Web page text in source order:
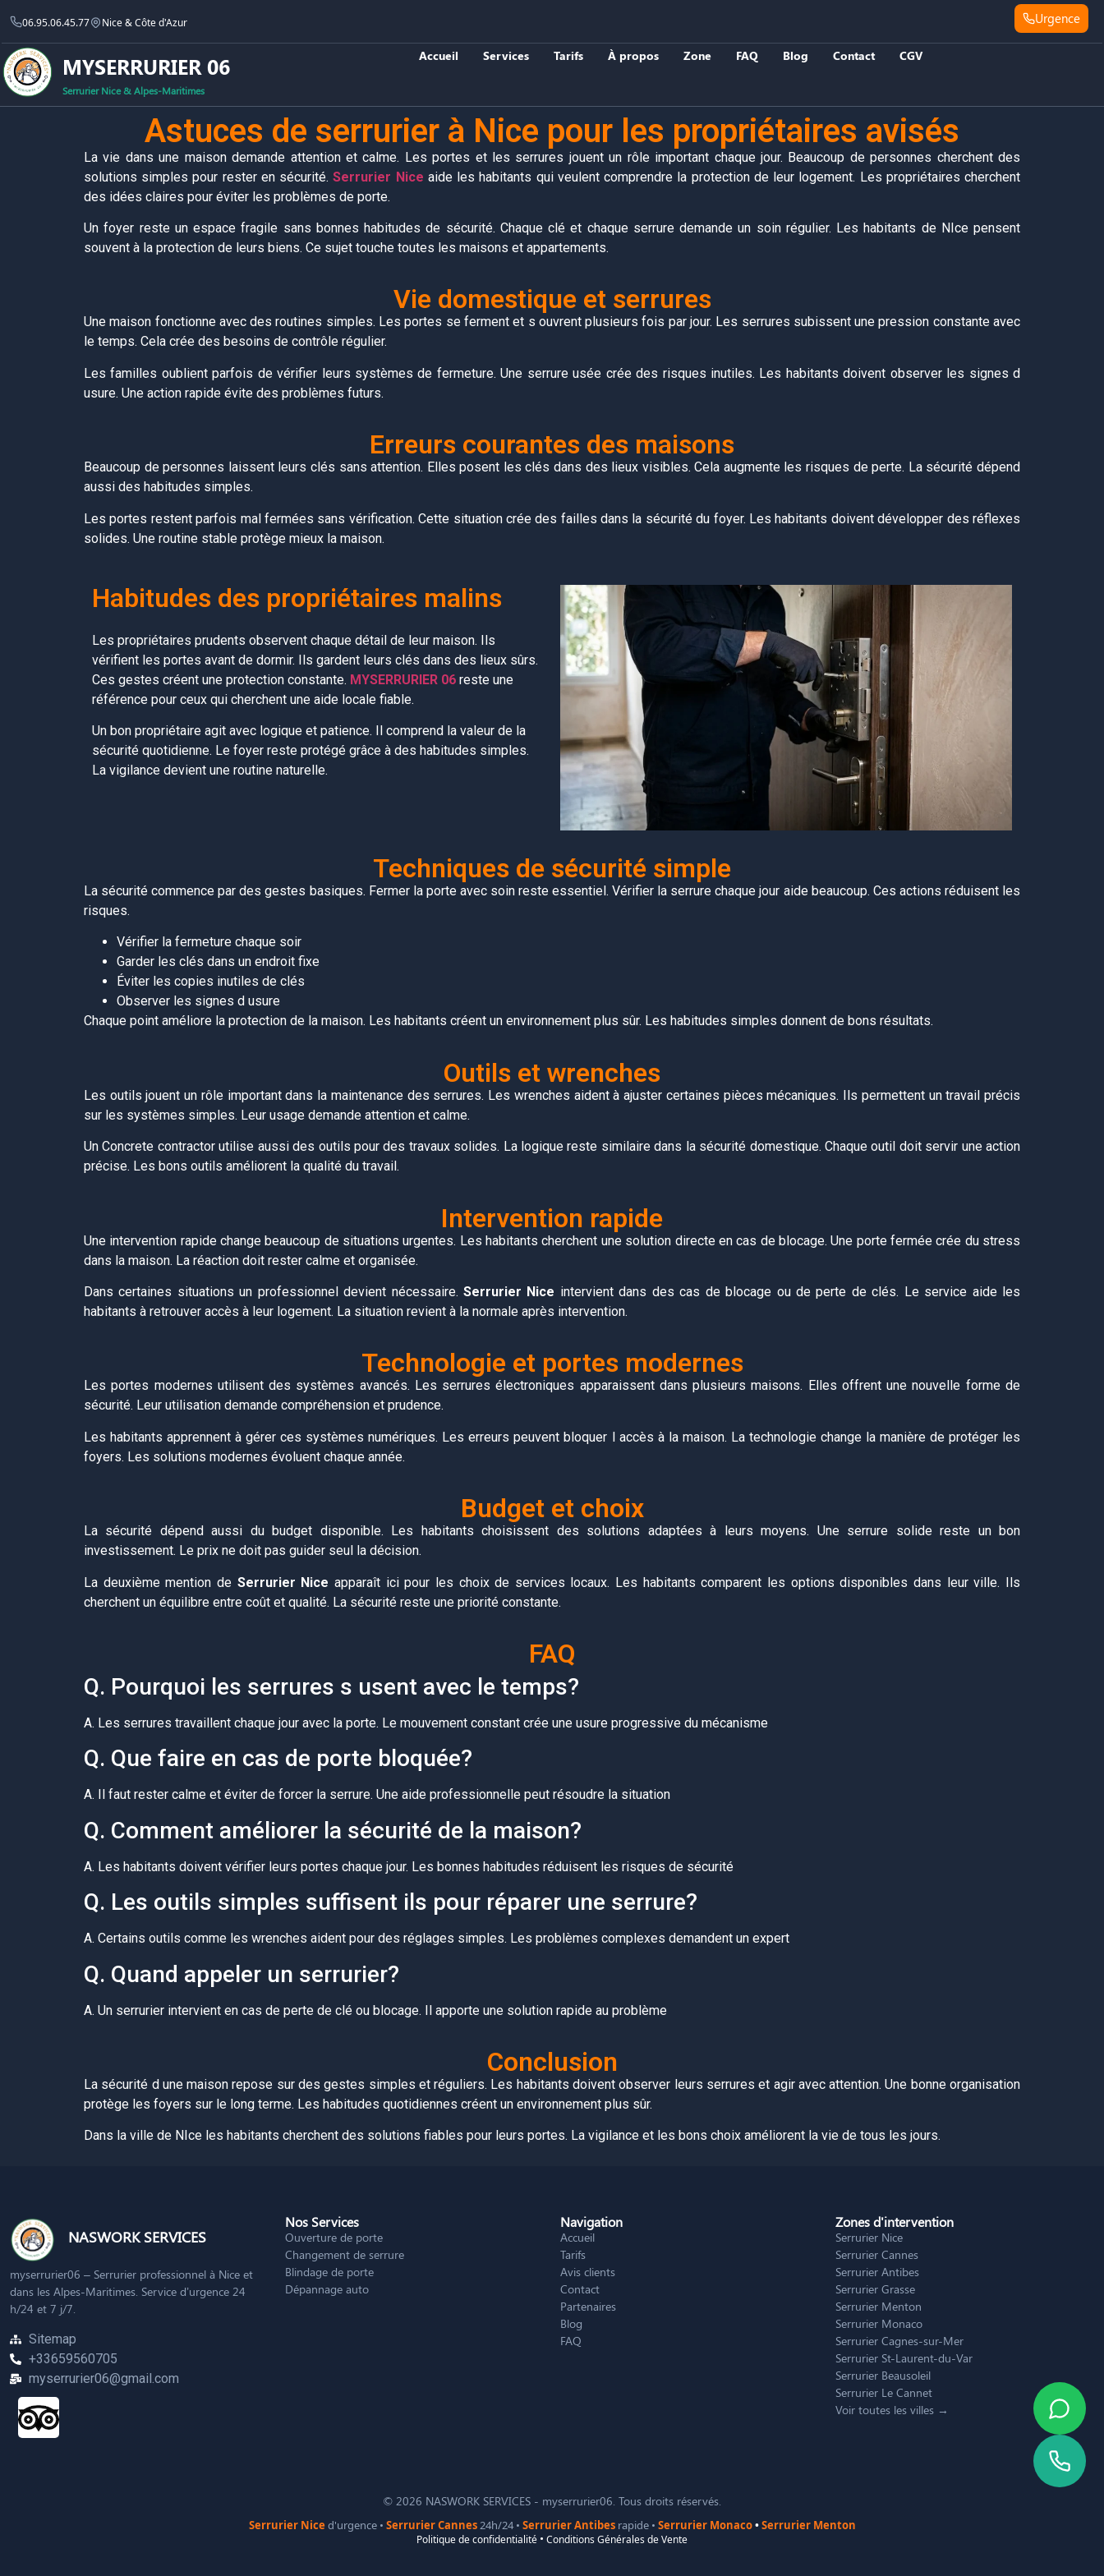
06.95.06.45.77 Nice & Côte d'Azur Urgence
MYSERRURIER 06
Serrurier Nice & Alpes-Maritimes
Accueil Services Tarifs À propos Zone FAQ Blog Contact CGV
Astuces de serrurier à Nice pour les propriétaires avisés
La vie dans une maison demande attention et calme. Les portes et les serrures jouent un rôle important chaque jour. Beaucoup de personnes cherchent des
solutions simples pour rester en sécurité.Serrurier Nice aide les habitants qui veulent comprendre la protection de leur logement. Les propriétaires cherchent
des idées claires pour éviter les problèmes de porte.
Un foyer reste un espace fragile sans bonnes habitudes de sécurité. Chaque clé et chaque serrure demande un soin régulier. Les habitants de NIce pensent
souvent à la protection de leurs biens. Ce sujet touche toutes les maisons et appartements.
Vie domestique et serrures
Une maison fonctionne avec des routines simples. Les portes se ferment et s ouvrent plusieurs fois par jour. Les serrures subissent une pression constante avec
le temps. Cela crée des besoins de contrôle régulier.
Les familles oublient parfois de vérifier leurs systèmes de fermeture. Une serrure usée crée des risques inutiles. Les habitants doivent observer les signes d
usure. Une action rapide évite des problèmes futurs.
Erreurs courantes des maisons
Beaucoup de personnes laissent leurs clés sans attention. Elles posent les clés dans des lieux visibles. Cela augmente les risques de perte. La sécurité dépend
aussi des habitudes simples.
Les portes restent parfois mal fermées sans vérification. Cette situation crée des failles dans la sécurité du foyer. Les habitants doivent développer des réflexes
solides. Une routine stable protège mieux la maison.
Habitudes des propriétaires malins
Les propriétaires prudents observent chaque détail de leur maison. Ils
vérifient les portes avant de dormir. Ils gardent leurs clés dans des lieux sûrs.
Ces gestes créent une protection constante. MYSERRURIER 06 reste une
référence pour ceux qui cherchent une aide locale fiable.
Un bon propriétaire agit avec logique et patience. Il comprend la valeur de la
sécurité quotidienne. Le foyer reste protégé grâce à des habitudes simples.
La vigilance devient une routine naturelle.
Techniques de sécurité simple
La sécurité commence par des gestes basiques. Fermer la porte avec soin reste essentiel. Vérifier la serrure chaque jour aide beaucoup. Ces actions réduisent les
risques.
Vérifier la fermeture chaque soir
Garder les clés dans un endroit fixe
Éviter les copies inutiles de clés
Observer les signes d usure
Chaque point améliore la protection de la maison. Les habitants créent un environnement plus sûr. Les habitudes simples donnent de bons résultats.
Outils et wrenches
Les outils jouent un rôle important dans la maintenance des serrures. Les wrenches aident à ajuster certaines pièces mécaniques. Ils permettent un travail précis
sur les systèmes simples. Leur usage demande attention et calme.
Un Concrete contractor utilise aussi des outils pour des travaux solides. La logique reste similaire dans la sécurité domestique. Chaque outil doit servir une action
précise. Les bons outils améliorent la qualité du travail.
Intervention rapide
Une intervention rapide change beaucoup de situations urgentes. Les habitants cherchent une solution directe en cas de blocage. Une porte fermée crée du stress
dans la maison. La réaction doit rester calme et organisée.
Dans certaines situations un professionnel devient nécessaire.Serrurier Nice intervient dans des cas de blocage ou de perte de clés. Le service aide les
habitants à retrouver accès à leur logement. La situation revient à la normale après intervention.
Technologie et portes modernes
Les portes modernes utilisent des systèmes avancés. Les serrures électroniques apparaissent dans plusieurs maisons. Elles offrent une nouvelle forme de
sécurité. Leur utilisation demande compréhension et prudence.
Les habitants apprennent à gérer ces systèmes numériques. Les erreurs peuvent bloquer l accès à la maison. La technologie change la manière de protéger les
foyers. Les solutions modernes évoluent chaque année.
Budget et choix
La sécurité dépend aussi du budget disponible. Les habitants choisissent des solutions adaptées à leurs moyens. Une serrure solide reste un bon
investissement. Le prix ne doit pas guider seul la décision.
La deuxième mention de Serrurier Nice apparaît ici pour les choix de services locaux. Les habitants comparent les options disponibles dans leur ville. Ils
cherchent un équilibre entre coût et qualité. La sécurité reste une priorité constante.
FAQ
Q. Pourquoi les serrures s usent avec le temps?
A. Les serrures travaillent chaque jour avec la porte. Le mouvement constant crée une usure progressive du mécanisme
Q. Que faire en cas de porte bloquée?
A. Il faut rester calme et éviter de forcer la serrure. Une aide professionnelle peut résoudre la situation
Q. Comment améliorer la sécurité de la maison?
A. Les habitants doivent vérifier leurs portes chaque jour. Les bonnes habitudes réduisent les risques de sécurité
Q. Les outils simples suffisent ils pour réparer une serrure?
A. Certains outils comme les wrenches aident pour des réglages simples. Les problèmes complexes demandent un expert
Q. Quand appeler un serrurier?
A. Un serrurier intervient en cas de perte de clé ou blocage. Il apporte une solution rapide au problème
Conclusion
La sécurité d une maison repose sur des gestes simples et réguliers. Les habitants doivent observer leurs serrures et agir avec attention. Une bonne organisation
protège les foyers sur le long terme. Les habitudes quotidiennes créent un environnement plus sûr.
Dans la ville de NIce les habitants cherchent des solutions fiables pour leurs portes. La vigilance et les bons choix améliorent la vie de tous les jours.
NASWORK SERVICES
myserrurier06 – Serrurier professionnel à Nice et
dans les Alpes-Maritimes. Service d’urgence 24
h/24 et 7 j/7.
Sitemap
+33659560705
myserrurier06@gmail.com
Nos Services
Ouverture de porte
Changement de serrure
Blindage de porte
Dépannage auto
Navigation
Accueil
Tarifs
Avis clients
Contact
Partenaires
Blog
FAQ
Zones d'intervention
Serrurier Nice
Serrurier Cannes
Serrurier Antibes
Serrurier Grasse
Serrurier Menton
Serrurier Monaco
Serrurier Cagnes-sur-Mer
Serrurier St-Laurent-du-Var
Serrurier Beausoleil
Serrurier Le Cannet
Voir toutes les villes →
© 2026 NASWORK SERVICES - myserrurier06. Tous droits réservés.
Serrurier Nice d'urgence • Serrurier Cannes24h/24 • Serrurier Antibes rapide • Serrurier Monaco•Serrurier Menton
Politique de confidentialité • Conditions Générales de Vente